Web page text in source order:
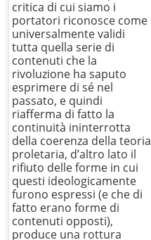
critica di cui siamo i
portatori riconosce come
universalmente validi
tutta quella serie di
contenuti che la
rivoluzione ha saputo
esprimere di sé nel
passato, e quindi
riafferma di fatto la
continuità ininterrotta
della coerenza della teoria
proletaria, d’altro lato il
rifiuto delle forme in cui
questi ideologicamente
furono espressi (e che di
fatto erano forme di
contenuti opposti),
produce una rottura